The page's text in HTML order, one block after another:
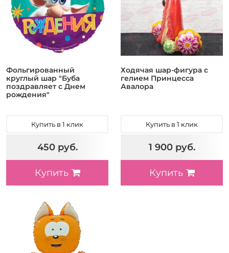
Фольгированный
круглый шар "Буба
поздравляет с Днем
рождения"
Купить в 1 клик
450 руб.
Купить
Ходячая шар-фигура с
гелием Принцесса
Авалора
Купить в 1 клик
1 900 руб.
Купить